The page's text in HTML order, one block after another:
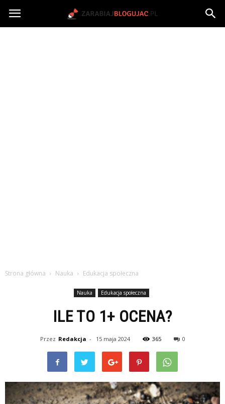
Jak
Strona główna Nauka Edukacja społeczna
Nauka Edukacja społeczna
ILE TO 1+ OCENA?
Przez Redakcja - 15 maja 2024 365 0